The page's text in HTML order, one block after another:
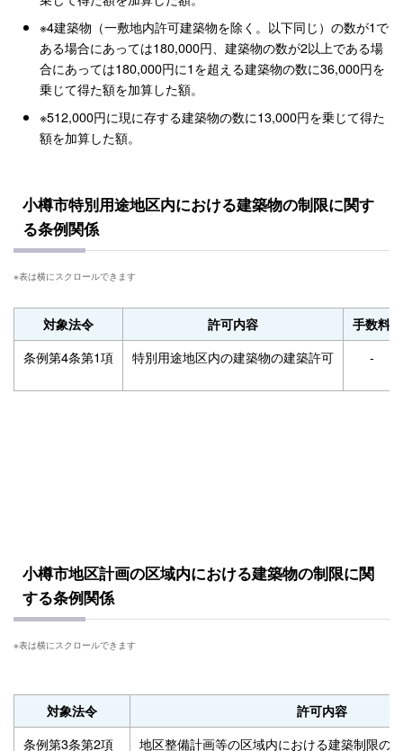
※4建築物（一敷地内許可建築物を除く。以下同じ）の数が1で
ある場合にあっては180,000円、建築物の数が2以上である場
合にあっては180,000円に1を超える建築物の数に36,000円を
乗じて得た額を加算した額。
※512,000円に現に存する建築物の数に13,000円を乗じて得た
額を加算した額。
小樽市特別用途地区内における建築物の制限に関す
る条例関係
対象法令 許可内容 手数料
条例第4条第1項 特別用途地区内の建築物の建築許可 -
小樽市地区計画の区域内における建築物の制限に関
する条例関係
対象法令 許可内容
条例第3条第2項 地区整備計画等の区域内における建築制限の